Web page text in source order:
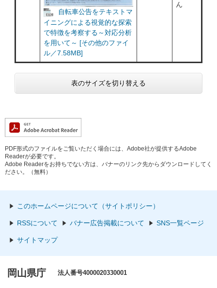
自転車公告をテキストマ
イニングによる視覚的な探索
で特徴を考察する～対応分析
を用いて～ [その他のファイ
ル／7.58MB]
ん
表のサイズを切り替える
PDF形式のファイルをご覧いただく場合には、Adobe社が提供するAdobe
Readerが必要です。
Adobe Readerをお持ちでない方は、バナーのリンク先からダウンロードしてく
ださい。（無料）
このホームページについて（サイトポリシー）
RSSについて バナー広告掲載について SNS一覧ページ
サイトマップ
岡山県庁 法人番号4000020330001